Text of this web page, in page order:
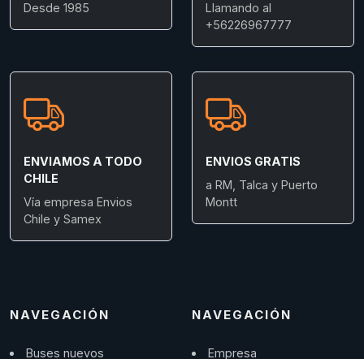
Desde 1985
Llamando al
+56226967777
ENVIAMOS A TODO
CHILE
Vía empresa Envios
Chile y Samex
ENVIOS GRATIS
a RM, Talca y Puerto
Montt
NAVEGACIÓN
Buses nuevos
NAVEGACIÓN
Empresa